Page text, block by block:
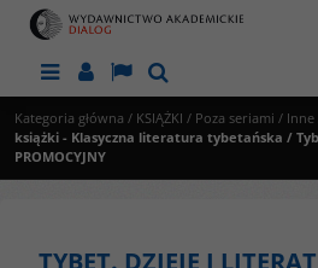
MenuPanelLangSzukaj
Kategoria główna / KSIĄŻKI / Poza seriami / Inne
książki - Klasyczna literatura tybetańska /
PROMOCYJNY
TYBET. DZIEJE I